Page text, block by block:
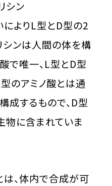
シン
によりL型とD型の2
シンは人間の体を構
で唯一、L型とD型
のアミノ酸とは通
成するもので、D型
物に含まれていま
、体内で合成が可